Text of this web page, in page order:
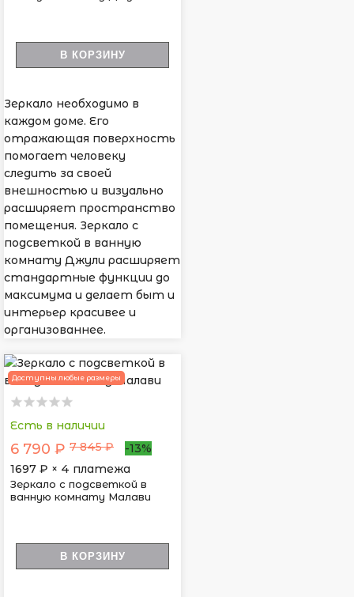
В КОРЗИНУ
Зеркало необходимо в
каждом доме. Его
отражающая поверхность
помогает человеку
следить за своей
внешностью и визуально
расширяет пространство
помещения. Зеркало с
подсветкой в ванную
комнату Джули расширяет
стандартные функции до
максимума и делает быт и
интерьер красивее и
организованнее.
Доступны любые размеры
Есть в наличии
6 790 ₽ 7 845 ₽
-13%
1697 ₽ × 4 платежа
Зеркало с подсветкой в
ванную комнату Малави
В КОРЗИНУ